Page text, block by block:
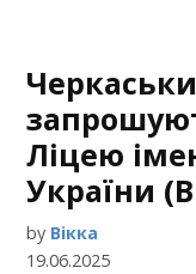
Ліцею
України
by Вікка
19.06.2025